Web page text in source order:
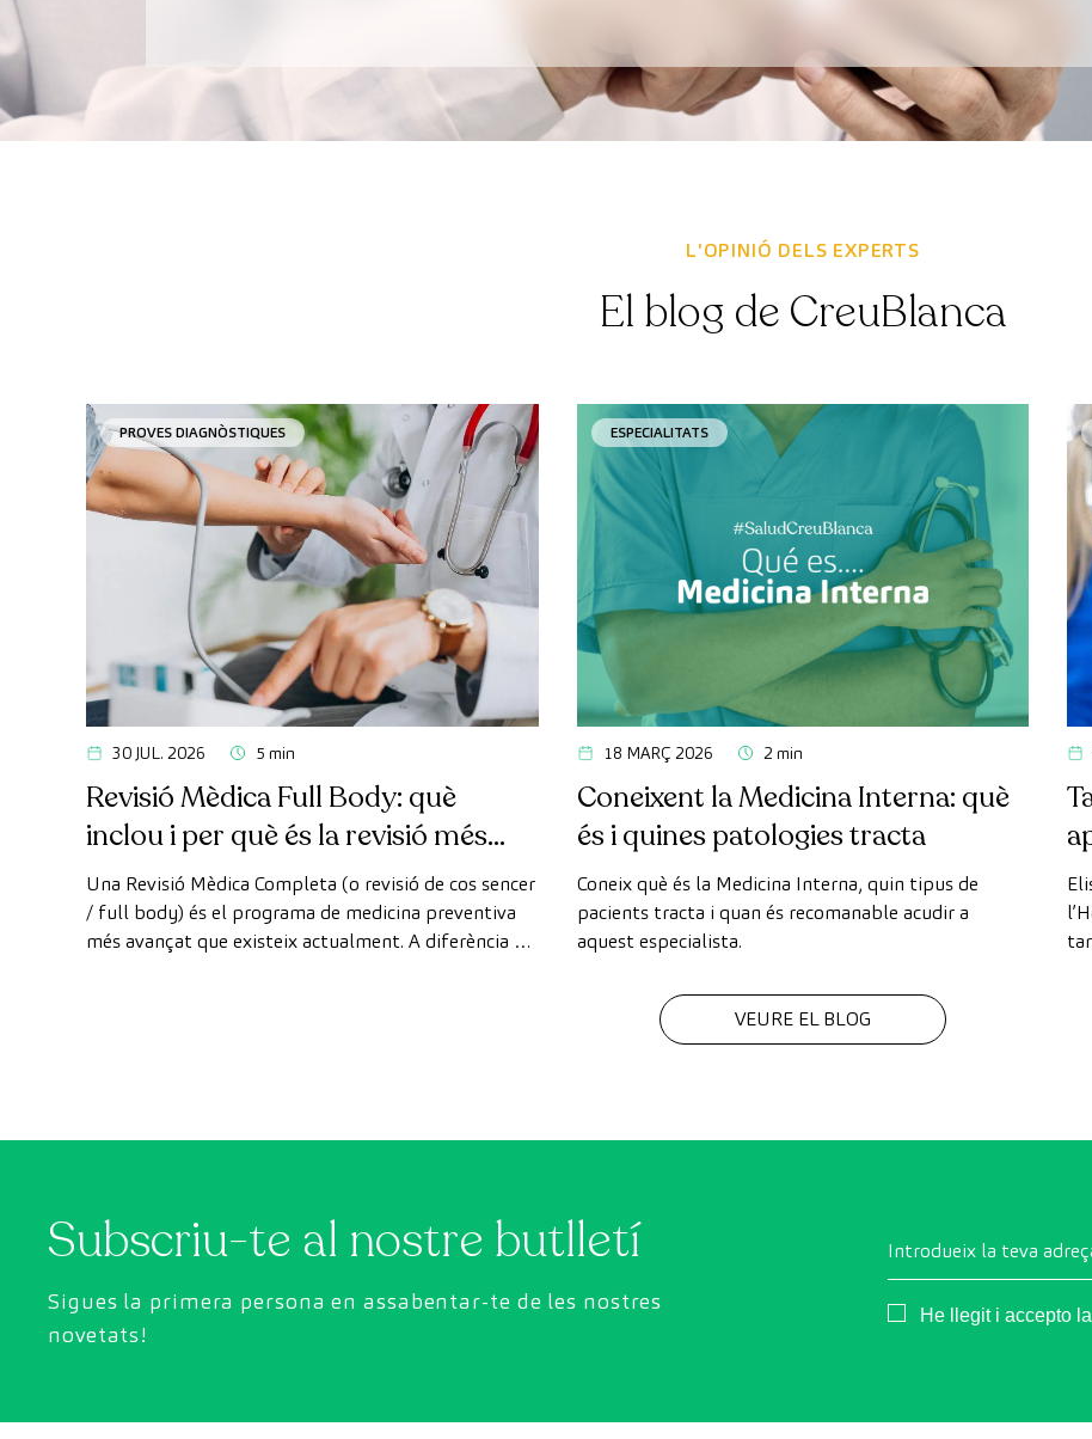
L'OPINIÓ DELS EXPERTS
El blog de CreuBlanca
PROVES DIAGNÒSTIQUES
30 JUL. 2026 5 min
Revisió Mèdica Full Body: què
inclou i per què és la revisió més
avançada
Una Revisió Mèdica Completa (o revisió de cos sencer
/ full body) és el programa de medicina preventiva
més avançat que existeix actualment. A diferència de
ESPECIALITATS
18 MARÇ 2026 2 min
Coneixent la Medicina Interna: què
és i quines patologies tracta
Coneix què és la Medicina Interna, quin tipus de
pacients tracta i quan és recomanable acudir a
aquest especialista.
VEURE EL BLOG
Subscriu-te al nostre butlletí
Sigues la primera persona en assabentar-te de les nostres
novetats!
Introdueix la teva
Consentimiento
He llegit i accepto la